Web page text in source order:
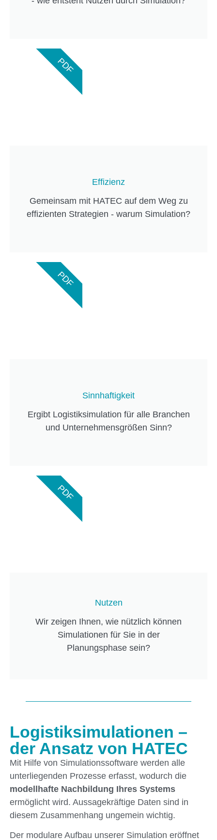
Effizienz
Gemeinsam mit HATEC auf dem Weg zu
effizienten Strategien - warum Simulation?
PDF
Sinnhaftigkeit
Ergibt Logistiksimulation für alle Branchen
und Unternehmensgrößen Sinn?
PDF
Nutzen
Wir zeigen Ihnen, wie nützlich können
Simulationen für Sie in der
Planungsphase sein?
PDF
Logistiksimulationen –
der Ansatz von HATEC
Mit Hilfe von Simulationssoftware werden alle
unterliegenden Prozesse erfasst, wodurch die
modellhafte Nachbildung Ihres Systems
ermöglicht wird. Aussagekräftige Daten sind in
diesem Zusammenhang ungemein wichtig.
Der modulare Aufbau unserer Simulation eröffnet